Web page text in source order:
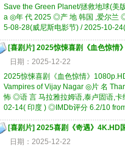
Save the Green Planet/拯救地球(美
a ◎年 代 2025 ◎产 地 韩国 ,爱尔兰
5-08-28(威尼斯电影节) / 2025-10-
[喜剧片] 2025惊悚喜剧《血色惊情
日期：2025-12-22
2025惊悚喜剧《血色惊情》
Vampires of Vijay Nagar ◎片 名
怖 ◎语 言 马拉雅拉姆语,泰卢固语,
02-14( 印度 ) ◎IMDb评分 6.2/10
[喜剧片] 2025喜剧《奇遇》4K.HD
日期：2025-12-22